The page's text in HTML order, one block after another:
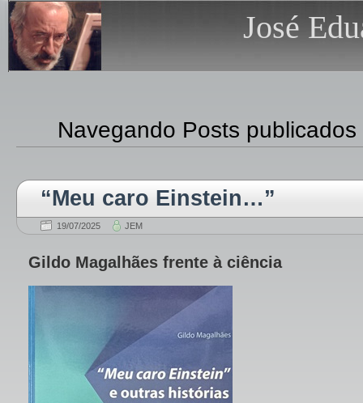
José
Navegando Posts
“Meu caro Einstein…”
19/07/2025 JEM
Gildo Magalhães frente à ciência